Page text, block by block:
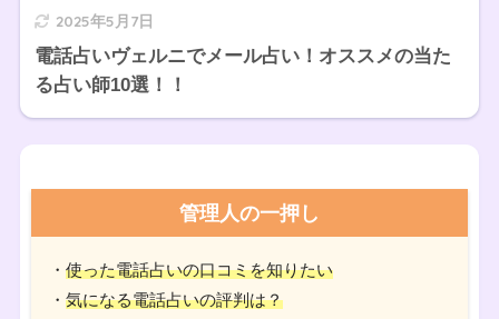
2025年5月7日
電話占いヴェルニでメール占い！オススメの当た
る占い師10選！！
管理人の一押し
・ 使った電話占いの口コミを知りたい
・ 気になる電話占いの評判は？